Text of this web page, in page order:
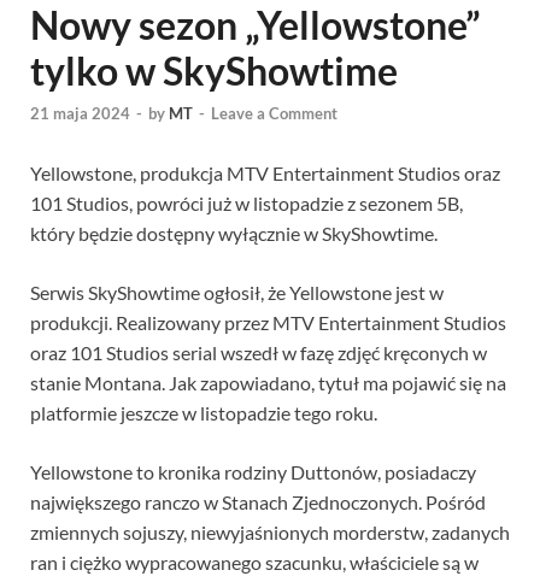
Nowy sezon „Yellowstone”
tylko w SkyShowtime
21 maja 2024 - by MT - Leave a Comment
Yellowstone, produkcja MTV Entertainment Studios oraz
101 Studios, powróci już w listopadzie z sezonem 5B,
który będzie dostępny wyłącznie w SkyShowtime.
Serwis SkyShowtime ogłosił, że Yellowstone jest w
produkcji. Realizowany przez MTV Entertainment Studios
oraz 101 Studios serial wszedł w fazę zdjęć kręconych w
stanie Montana. Jak zapowiadano, tytuł ma pojawić się na
platformie jeszcze w listopadzie tego roku.
Yellowstone to kronika rodziny Duttonów, posiadaczy
największego ranczo w Stanach Zjednoczonych. Pośród
zmiennych sojuszy, niewyjaśnionych morderstw, zadanych
ran i ciężko wypracowanego szacunku, właściciele są w